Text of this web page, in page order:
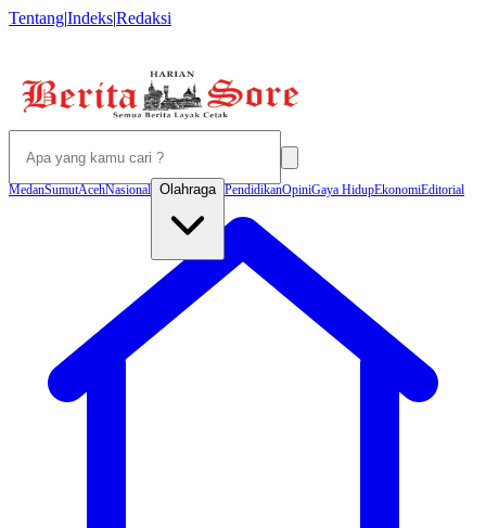
Tentang|Indeks|Redaksi
MedanSumutAcehNasional Olahraga PendidikanOpiniGaya HidupEkonomiEditorial